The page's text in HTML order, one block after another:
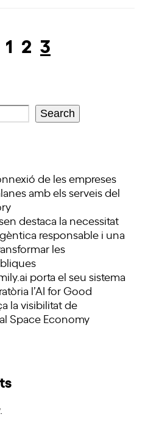
Page
1 Page
2 Page
3
Search
de les empreses
amb els serveis del
destaca la necessitat
responsable i una
les
porta el seu sistema
l’AI for Good
la visibilitat de
Space Economy